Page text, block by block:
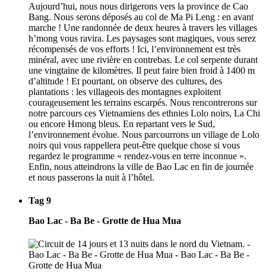
Aujourd’hui, nous nous dirigerons vers la province de Cao
Bang. Nous serons déposés au col de Ma Pi Leng : en avant
marche ! Une randonnée de deux heures à travers les villages
h’mong vous ravira. Les paysages sont magiques, vous serez
récompensés de vos efforts ! Ici, l’environnement est très
minéral, avec une rivière en contrebas. Le col serpente durant
une vingtaine de kilomètres. Il peut faire bien froid à 1400 m
d’altitude ! Et pourtant, on observe des cultures, des
plantations : les villageois des montagnes exploitent
courageusement les terrains escarpés. Nous rencontrerons sur
notre parcours ces Vietnamiens des ethnies Lolo noirs, La Chi
ou encore Hmong bleus. En repartant vers le Sud,
l’environnement évolue. Nous parcourrons un village de Lolo
noirs qui vous rappellera peut-être quelque chose si vous
regardez le programme « rendez-vous en terre inconnue ».
Enfin, nous atteindrons la ville de Bao Lac en fin de journée
et nous passerons la nuit à l’hôtel.
Tag 9
Bao Lac - Ba Be - Grotte de Hua Mua